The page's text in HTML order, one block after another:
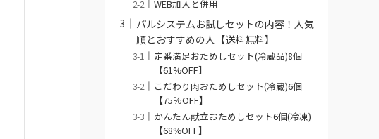
WEB加入と併用
パルシステムお試しセットの内容！人気
順とおすすめの人【送料無料】
定番満足おためしセット(冷蔵品)8個
【61%OFF】
こだわり肉おためしセット(冷蔵)6個
【75％OFF】
かんたん献立おためしセット6個(冷凍)
【68%OFF】